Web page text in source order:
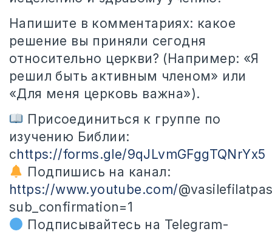
Напишите в комментариях: какое
решение вы приняли сегодня
относительно церкви? (Например: «Я
решил быть активным членом» или
«Для меня церковь важна»).
Присоединиться к группе по
изучению Библии:
сhttps://forms.gle/9qJLvmGFggTQNrYx5
Подпишись на канал:
https://www.youtube.com/
sub_confirmation=1
Подписывайтесь на Telegram-